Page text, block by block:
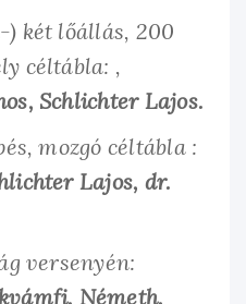
két lőállás, 200
céltábla: ,
Schlichter Lajos.
mozgó céltábla :
Lajos, dr.
versenyén:
Németh,